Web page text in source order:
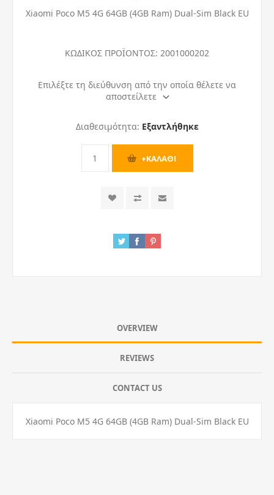
Xiaomi Poco M5 4G 64GB (4GB Ram) Dual-Sim Black EU
ΚΩΔΙΚΟΣ ΠΡΟΪΟΝΤΟΣ: 2001000202
Επιλέξτε τη διεύθυνση από την οποία θέλετε να
αποστείλετε
Διαθεσιμότητα: Εξαντλήθηκε
OVERVIEW
REVIEWS
CONTACT US
Xiaomi Poco M5 4G 64GB (4GB Ram) Dual-Sim Black EU